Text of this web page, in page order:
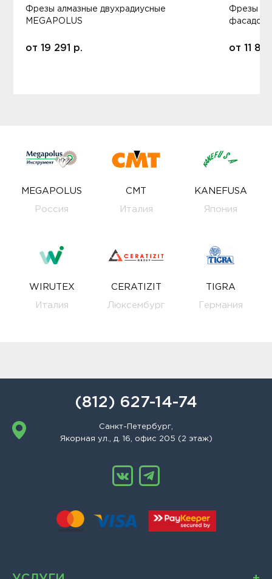
Фрезы алмазные двухрадиусные
MEGAPOLUS
от 19 291 р.
Фрезы
фасадов
от 11
MEGAPOLUS
Россия
CMT
Италия
KANEFUSA
Япония
WIRUTEX
Италия
CERATIZIT
Люксембург
TIGRA
Германия
(812) 627-14-74
Санкт-Петербург,
Якорная ул., д. 16, офис 205 (2 этаж)